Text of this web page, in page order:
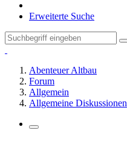
Erweiterte Suche
Abenteuer Altbau
Forum
Allgemein
Allgemeine Diskussionen